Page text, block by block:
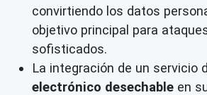
convirtiendo los datos
objetivo principal para
sofisticados.
La integración de un servicio
electrónico desechable en